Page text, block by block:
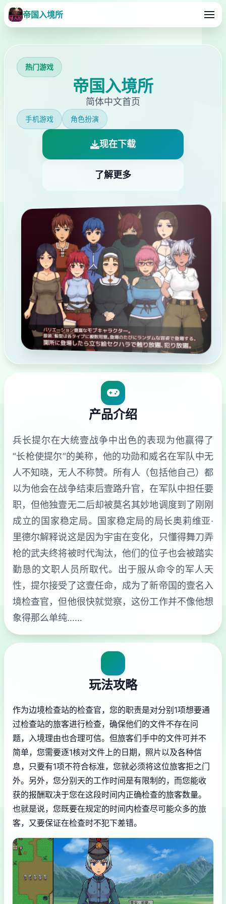
帝国入境所
热门游戏
帝国入境所
简体中文首页
手机游戏 角色扮演
现在下载
了解更多
产品介绍
兵长提尔在大统壹战争中出色的表现为他赢得了
“长枪使提尔”的美称，他的功勋和威名在军队中无
人不知晓，无人不称赞。所有人（包括他自己）都
以为他会在战争结束后壹路升官，在军队中担任要
职，但他独壹无二后却被莫名其妙地调度到了刚刚
成立的国家稳定局。国家稳定局的局长奥莉维亚·
里德尔解释说这是因为宇宙在变化，只懂得舞刀弄
枪的武夫终将被时代淘汰，他们的位子也会被踏实
勤恳的文职人员所取代。出于服从命令的军人天
性，提尔接受了这壹任命，成为了新帝国的壹名入
境检查官，但他很快就觉察，这份工作并不像他想
象得那么单纯……
玩法攻略
作为边境检查站的检查官，您的职责是对分别1项想要通
过检查站的旅客进行检查，确保他们的文件不存在问
题，入境理由也合理可信。但旅客们手中的文件可并不
简单，您需要逐1核对文件上的日期，照片以及各种信
息，只要有1项不符合标准，您就必须将这位旅客拒之门
外。另外，您分别天的工作时间是有限制的，而您能收
获的报酬取决于您在这段时间内正确检查的旅客数量。
也就是说，您既要在规定的时间内检查尽可能众多的旅
客，又要保证在检查时不犯下差错。